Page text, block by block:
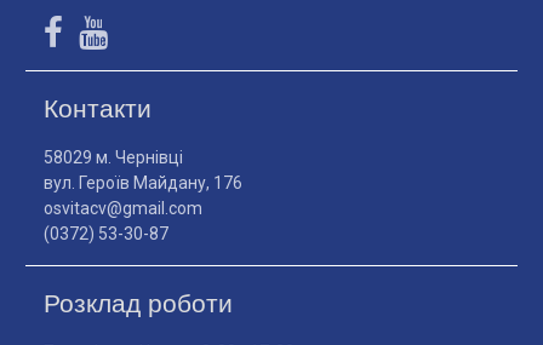
Контакти
58029 м. Чернівці
вул. Героїв Майдану, 176
osvitacv@gmail.com
(0372) 53-30-87
Розклад роботи